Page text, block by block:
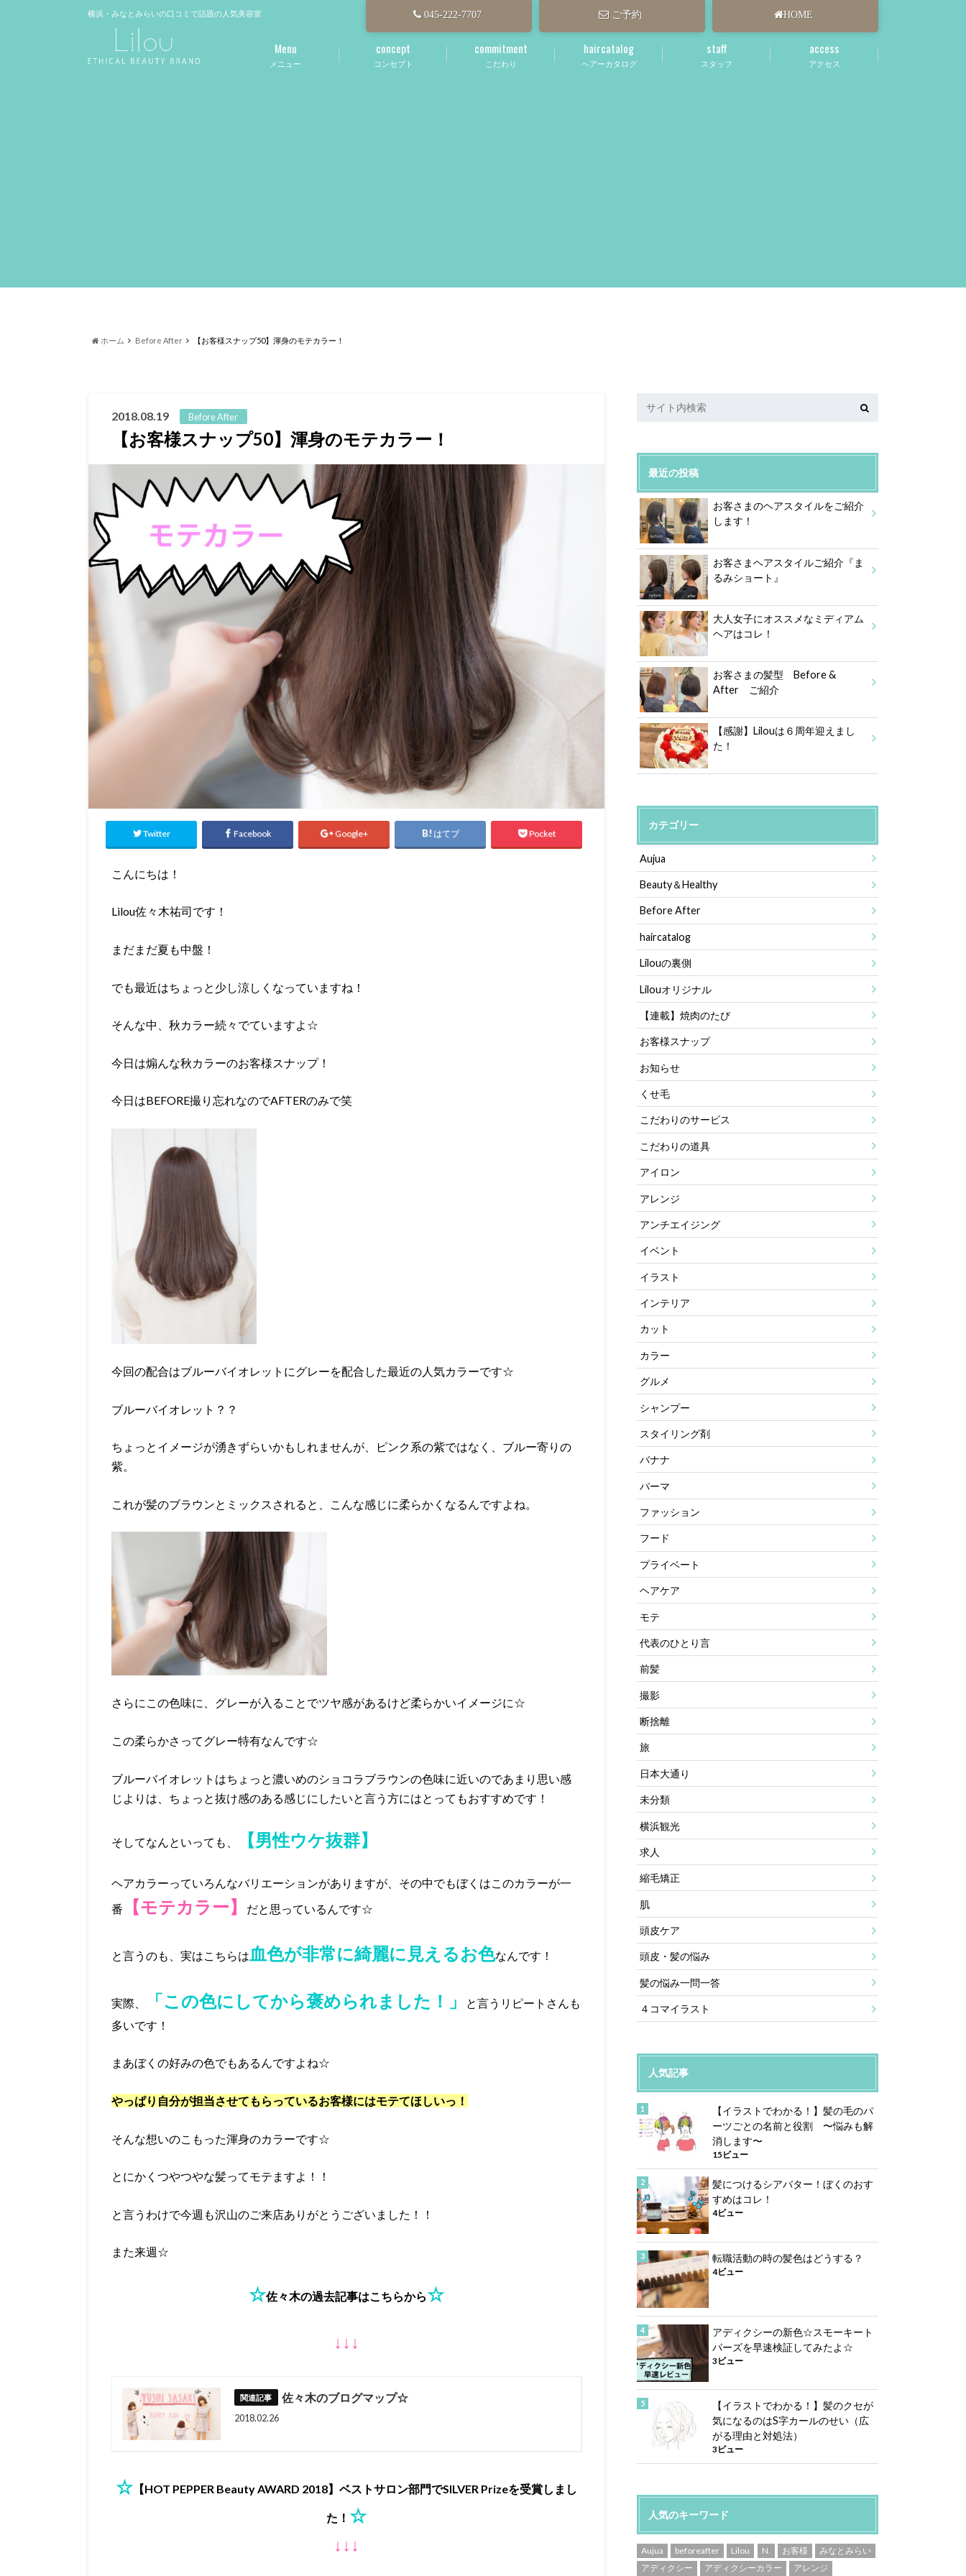
横浜・みなとみらいの口コミで話題の人気美容室 HOME
ご予約
045-222-7707
メニュー
Menu
コンセプト
concept
こだわり
commitment
ヘアーカタログ
haircatalog
スタッフ
staff
アクセス
access
ホーム Before After 【お客様スナップ50】渾身のモテカラー！
2018.08.19 Before After
【お客様スナップ50】渾身のモテカラー！
Twitter Facebook Google+ はてブ Pocket
こんにちは！
Lilou佐々木祐司です！
まだまだ夏も中盤！
でも最近はちょっと少し涼しくなっていますね！
そんな中、秋カラー続々でていますよ☆
今日は煽んな秋カラーのお客様スナップ！
今日はBEFORE撮り忘れなのでAFTERのみで笑
今回の配合はブルーバイオレットにグレーを配合した最近の人気カラーです☆
ブルーバイオレット？？
ちょっとイメージが湧きずらいかもしれませんが、ピンク系の紫ではなく、ブルー寄りの
紫。
これが髪のブラウンとミックスされると、こんな感じに柔らかくなるんですよね。
さらにこの色味に、グレーが入ることでツヤ感があるけど柔らかいイメージに☆
この柔らかさってグレー特有なんです☆
ブルーバイオレットはちょっと濃いめのショコラブラウンの色味に近いのであまり思い感
じよりは、ちょっと抜け感のある感じにしたいと言う方にはとってもおすすめです！
そしてなんといっても、 【男性ウケ抜群】
ヘアカラーっていろんなバリエーションがありますが、その中でもぼくはこのカラーが一
番
【モテカラー】 だと思っているんです☆
と言うのも、実はこちらは 血色が非常に綺麗に見えるお色なんです！
実際、 「この色にしてから褒められました！」
と言うリピートさんも
多いです！
まあぼくの好みの色でもあるんですよね☆
やっぱり自分が担当させてもらっているお客様にはモテてほしいっ！
そんな想いのこもった渾身のカラーです☆
とにかくつやつやな髪ってモテますよ！！
と言うわけで今週も沢山のご来店ありがとうございました！！
また来週☆
☆佐々木の過去記事はこちらから☆
↓↓↓
佐々木のブログマップ☆
2018.02.26
☆【HOT PEPPER Beauty AWARD 2018】ベストサロン部門でSILVER Prizeを受賞しまし
た！ ☆
↓↓↓
最近の投稿
お客さまのヘアスタイルをご紹介
します！
お客さまヘアスタイルご紹介『ま
るみショート』
大人女子にオススメなミディアム
ヘアはコレ！
お客さまの髪型 Before &
After ご紹介
【感謝】Lilouは６周年迎えまし
た！
カテゴリー
Aujua
Beauty＆Healthy
Before After
haircatalog
Lilouの裏側
Lilouオリジナル
【連載】焼肉のたび
お客様スナップ
お知らせ
くせ毛
こだわりのサービス
こだわりの道具
アイロン
アレンジ
アンチエイジング
イベント
イラスト
インテリア
カット
カラー
グルメ
シャンプー
スタイリング剤
バナナ
パーマ
ファッション
フード
プライベート
ヘアケア
モテ
代表のひとり言
前髪
撮影
断捨離
旅
日本大通り
未分類
横浜観光
求人
縮毛矯正
肌
頭皮ケア
頭皮・髪の悩み
髪の悩み一問一答
４コマイラスト
人気記事
【イラストでわかる！】髪の毛のパ
ーツごとの名前と役割 〜悩みも解
消します〜
15ビュー
髪につけるシアバター！ぼくのおす
すめはコレ！
4ビュー
転職活動の時の髪色はどうする？
4ビュー
アディクシーの新色☆スモーキート
パーズを早速検証してみたよ☆
3ビュー
【イラストでわかる！】髪のクセが
気になるのはS字カールのせい（広
がる理由と対処法）
3ビュー
人気のキーワード
Aujua beforeafter Lilou N. お客様
みなとみらい
アディクシー
アディクシーカラー アレンジ